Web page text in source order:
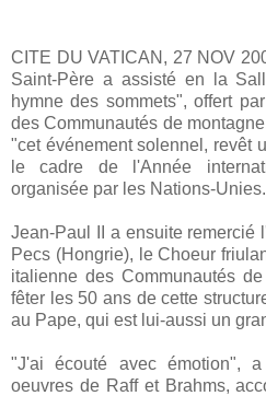
CITE DU VATICAN, 27 NOV
Saint-Père a assisté en la
hymne des sommets", offert
des Communautés de
"cet événement solennel, revêt
le cadre de l'Année
organisée par les Nations-Unies.
Jean-Paul II a ensuite remercié
Pecs (Hongrie), le Choeur
italienne des Communautés
fêter les 50 ans de cette
au Pape, qui est lui-aussi un
"J'ai écouté avec émotion",
oeuvres de Raff et Brahms,